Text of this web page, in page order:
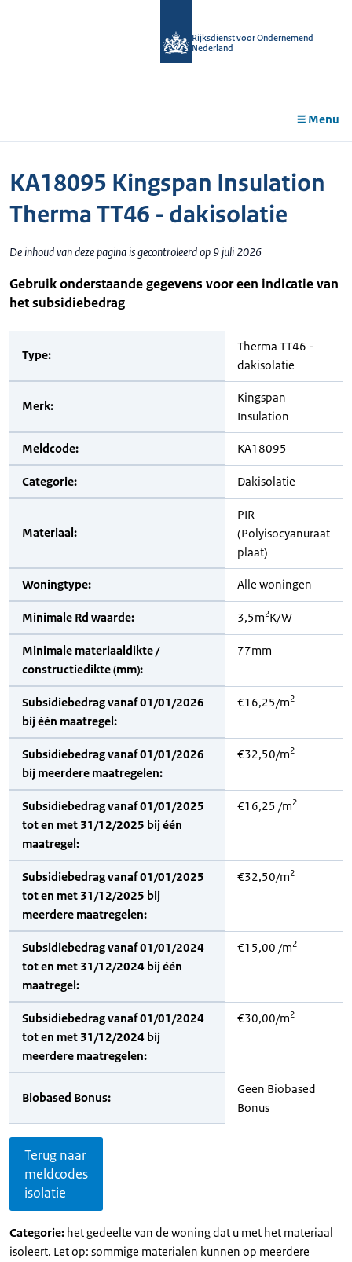
Rijksdienst voor Ondernemend
Nederland
Menu
KA18095 Kingspan Insulation
Therma TT46 - dakisolatie
De inhoud van deze pagina is gecontroleerd op 9 juli 2026
Gebruik onderstaande gegevens voor een indicatie van
het subsidiebedrag
Type:
Therma TT46 -
dakisolatie
Merk:
Kingspan
Insulation
Meldcode: KA18095
Categorie: Dakisolatie
Materiaal:
PIR
(Polyisocyanuraat
plaat)
Woningtype: Alle woningen
Minimale Rd waarde: 3,5m2K/W
Minimale materiaaldikte /
constructiedikte (mm):
77mm
Subsidiebedrag vanaf 01/01/2026
bij één maatregel:
€16,25/m2
Subsidiebedrag vanaf 01/01/2026
bij meerdere maatregelen:
€32,50/m2
Subsidiebedrag vanaf 01/01/2025
tot en met 31/12/2025 bij één
maatregel:
€16,25 /m2
Subsidiebedrag vanaf 01/01/2025
tot en met 31/12/2025 bij
meerdere maatregelen:
€32,50/m2
Subsidiebedrag vanaf 01/01/2024
tot en met 31/12/2024 bij één
maatregel:
€15,00 /m2
Subsidiebedrag vanaf 01/01/2024
tot en met 31/12/2024 bij
meerdere maatregelen:
€30,00/m2
Biobased Bonus:
Geen Biobased
Bonus
Terug naar
meldcodes
isolatie
Categorie: het gedeelte van de woning dat u met het materiaal
isoleert. Let op: sommige materialen kunnen op meerdere